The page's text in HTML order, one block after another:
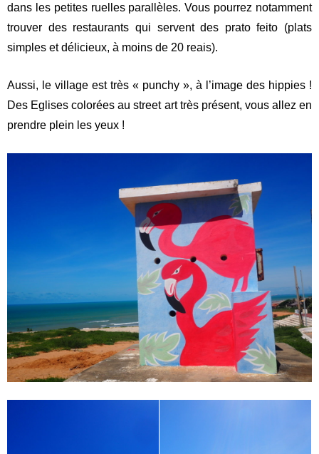
dans les petites ruelles parallèles. Vous pourrez notamment
trouver des restaurants qui servent des prato feito (plats
simples et délicieux, à moins de 20 reais).
Aussi, le village est très « punchy », à l’image des hippies !
Des Eglises colorées au street art très présent, vous allez en
prendre plein les yeux !